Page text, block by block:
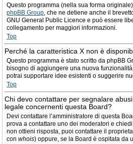
Questo programma (nella sua forma
phpBB Group, che ne detiene anche il
GNU General Public Licence e può essere
collegamento per maggiori informazioni.
Top
Perché la caratteristica X non è
Questo programma è stato scritto da phpBB
bisogno di aggiungere una nuova
potrai supportare idee esistenti o suggerire
Top
Chi devo contattare per segnalare
legale concernenti questa Board?
Devi contattare l’amministratore di questa
prova a contattare uno dei moderatori e
non ottieni risposta, puoi contattare il
con whois) oppure, se la Board è ospitata da